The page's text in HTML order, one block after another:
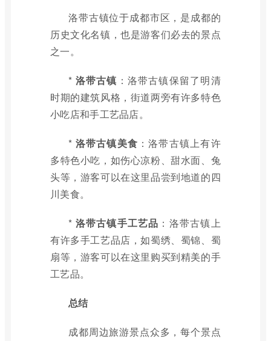
洛带古镇位于成都市区，是成都的
历史文化名镇，也是游客们必去的景点
之一。
* 洛带古镇 ：洛带古镇保留了明清
时期的建筑风格，街道两旁有许多特色
小吃店和手工艺品店。
* 洛带古镇美食 ：洛带古镇上有许
多特色小吃，如伤心凉粉、甜水面、兔
头等，游客可以在这里品尝到地道的四
川美食。
* 洛带古镇手工艺品 ：洛带古镇上
有许多手工艺品店，如蜀绣、蜀锦、蜀
扇等，游客可以在这里购买到精美的手
工艺品。
总结
成都周边旅游景点众多，每个景点